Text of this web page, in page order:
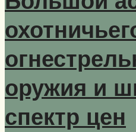
оружия и
спектр цен